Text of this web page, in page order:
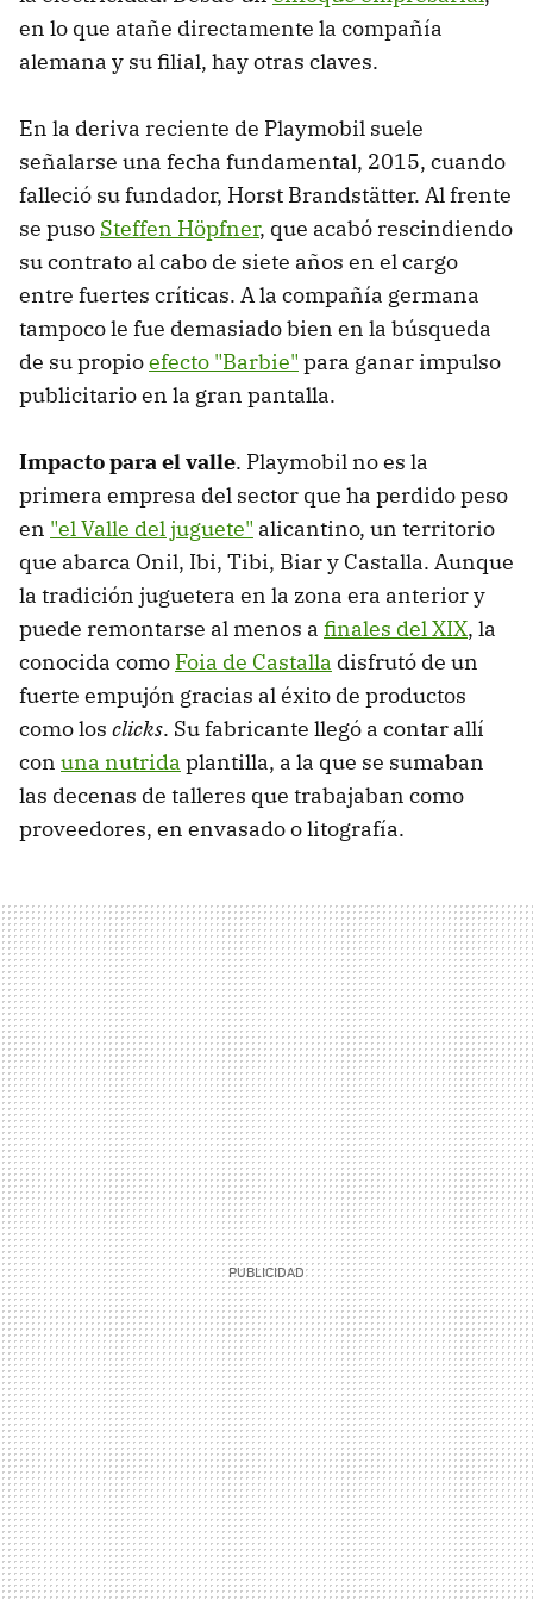
en lo que atañe directamente la compañía
alemana y su filial, hay otras claves.
En la deriva reciente de Playmobil suele
señalarse una fecha fundamental, 2015, cuando
falleció su fundador, Horst Brandstätter. Al frente
se puso Steffen Höpfner, que acabó rescindiendo
su contrato al cabo de siete años en el cargo
entre fuertes críticas. A la compañía germana
tampoco le fue demasiado bien en la búsqueda
de su propioefecto "Barbie" para ganar impulso
publicitario en la gran pantalla.
Impacto para el valle. Playmobil no es la
primera empresa del sector que ha perdido peso
en "el Valle del juguete" alicantino, un territorio
que abarca Onil, Ibi, Tibi, Biar y Castalla. Aunque
la tradición juguetera en la zona era anterior y
puede remontarse al menos a finales del XIX, la
conocida como Foia de Castalla disfrutó de un
fuerte empujón gracias al éxito de productos
como los clicks. Su fabricante llegó a contar allí
con una nutrida plantilla, a la que se sumaban
las decenas de talleres que trabajaban como
proveedores, en envasado o litografía.